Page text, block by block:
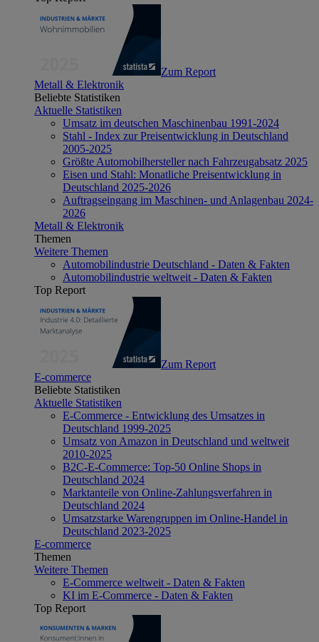
Zum Report
Metall & Elektronik
Beliebte Statistiken
Aktuelle Statistiken
Umsatz im deutschen Maschinenbau 1991-2024
Stahl - Index zur Preisentwicklung in Deutschland
2005-2025
Größte Automobilhersteller nach Fahrzeugabsatz 2025
Eisen und Stahl: Monatliche Preisentwicklung in
Deutschland 2025-2026
Auftragseingang im Maschinen- und Anlagenbau 2024-
2026
Metall & Elektronik
Themen
Weitere Themen
Automobilindustrie Deutschland - Daten & Fakten
Automobilindustrie weltweit - Daten & Fakten
Top Report
Zum Report
E-commerce
Beliebte Statistiken
Aktuelle Statistiken
E-Commerce - Entwicklung des Umsatzes in
Deutschland 1999-2025
Umsatz von Amazon in Deutschland und weltweit
2010-2025
B2C-E-Commerce: Top-50 Online Shops in
Deutschland 2024
Marktanteile von Online-Zahlungsverfahren in
Deutschland 2024
Umsatzstarke Warengruppen im Online-Handel in
Deutschland 2023-2025
E-commerce
Themen
Weitere Themen
E-Commerce weltweit - Daten & Fakten
KI im E-Commerce - Daten & Fakten
Top Report